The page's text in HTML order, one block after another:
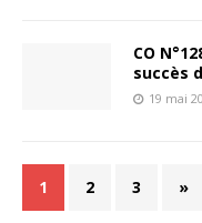
CO
succès
19 mai
1 2 3 »